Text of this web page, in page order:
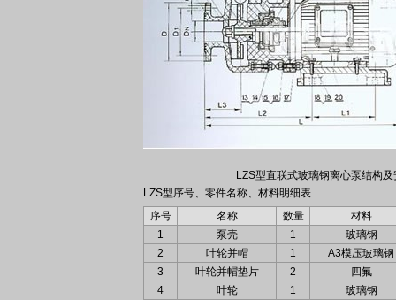
LZS型直联式玻璃钢离心泵结构及
LZS型序号、零件名称、材料明细表
序号
名称 数量
材料
1
泵壳 1
玻璃钢
2
叶轮并帽 1
A3模压玻璃钢
3
叶轮并帽垫片 2
四氟
4
叶轮 1
玻璃钢